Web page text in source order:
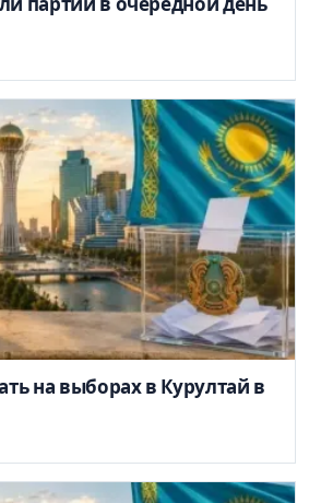
на выборах в Курултай в